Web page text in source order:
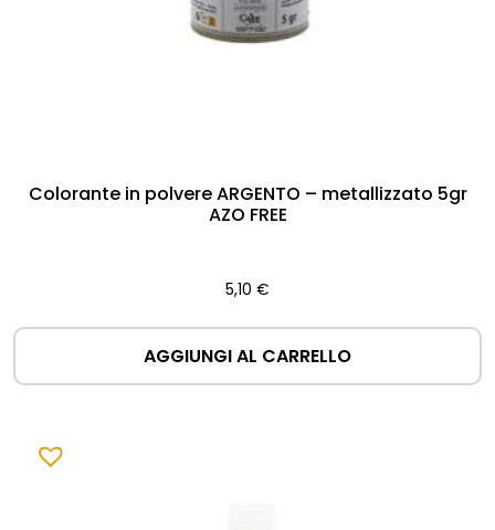
Colorante in polvere ARGENTO – metallizzato 5gr
AZO FREE
5,10 €
AGGIUNGI AL CARRELLO